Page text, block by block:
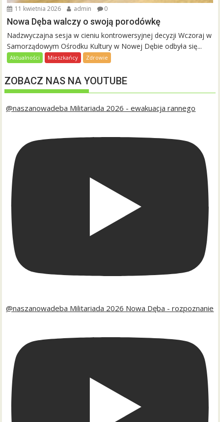
11 kwietnia 2026 admin 0
Nowa Dęba walczy o swoją porodówkę
Nadzwyczajna sesja w cieniu kontrowersyjnej decyzji Wczoraj w
Samorządowym Ośrodku Kultury w Nowej Dębie odbyła się...
Aktualności Mieszkańcy Zdrowie
ZOBACZ NAS NA YOUTUBE
@naszanowadeba Militariada 2026 - ewakuacja rannego
@naszanowadeba Militariada 2026 Nowa Dęba - rozpoznanie